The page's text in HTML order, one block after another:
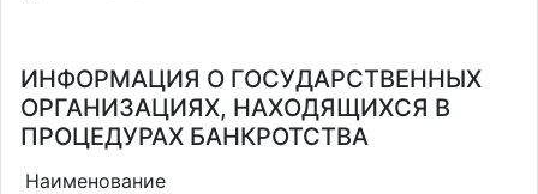
ИНФОРМАЦИЯ О ГОСУДАРСТВЕННЫХ
ОРГАНИЗАЦИЯХ, НАХОДЯЩИХСЯ В
ПРОЦЕДУРАХ БАНКРОТСТВА
Наименование